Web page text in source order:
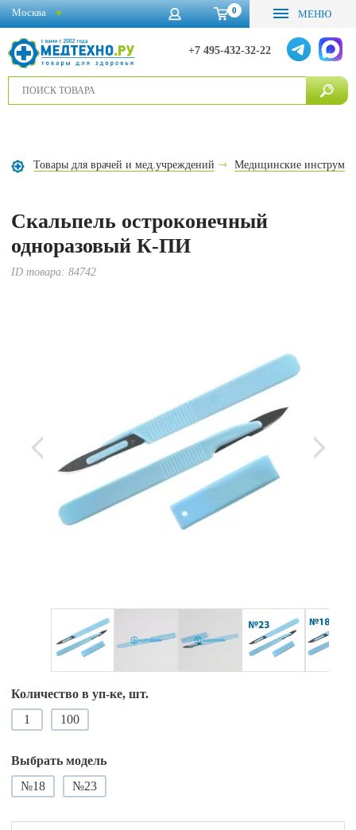
0 МЕНЮ
+7 495-432-32-22
Москва
Товары для врачей и мед.учреждений Медицинские
Скальпель остроконечный
одноразовый К-ПИ
ID товара:84742
Количество в уп-ке, шт.
1
100
Выбрать модель
№18
№23